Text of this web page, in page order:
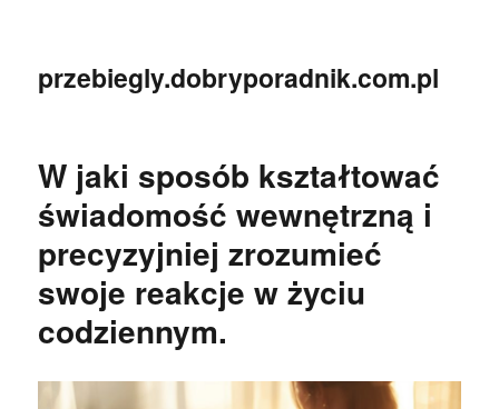
przebiegly.dobryporadnik.com.pl
W jaki sposób kształtować
świadomość wewnętrzną i
precyzyjniej zrozumieć
swoje reakcje w życiu
codziennym.